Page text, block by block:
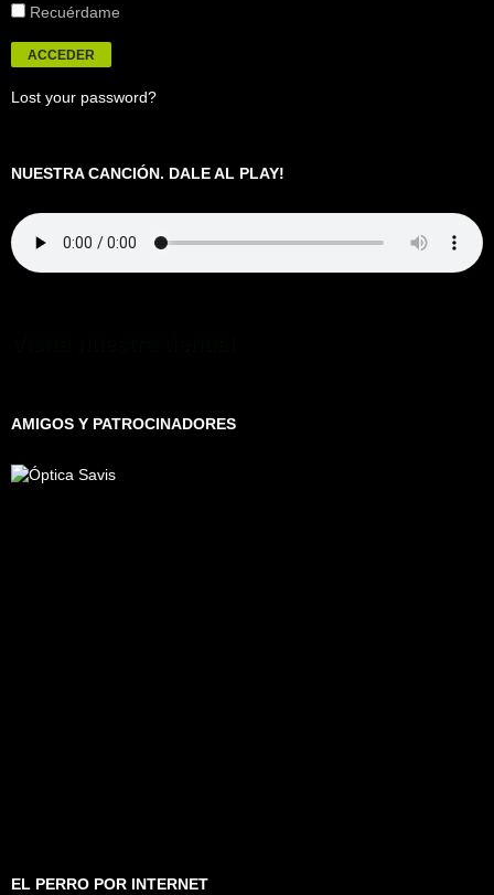
Recuérdame
Lost your password?
NUESTRA CANCIÓN. DALE AL PLAY!
AMIGOS Y PATROCINADORES
EL PERRO POR INTERNET